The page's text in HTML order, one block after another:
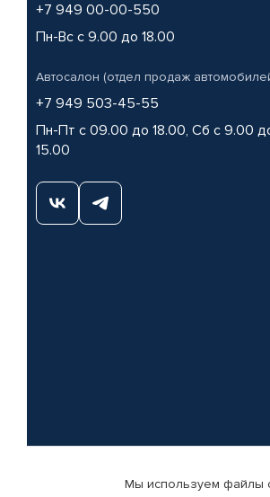
+7 949 00-00-550
Пн-Вс с 9.00 до 18.00
Автосалон (отдел продаж
+7 949 503-45-55
Пн-Пт с 09.00 до 18.00, Сб с 9.00
15.00
© КАМАЗ ЦЕНТР ДОНЕЦК, 2015-2026. Все
Мы используем файлы